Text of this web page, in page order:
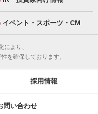
イベント・スポーツ・CM
により、
を確保しております。
採用情報
問い合わせ